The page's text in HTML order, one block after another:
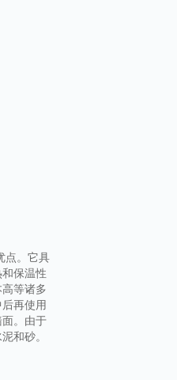
点。它具
保温性
等诸多
再使用
。由于
和砂。